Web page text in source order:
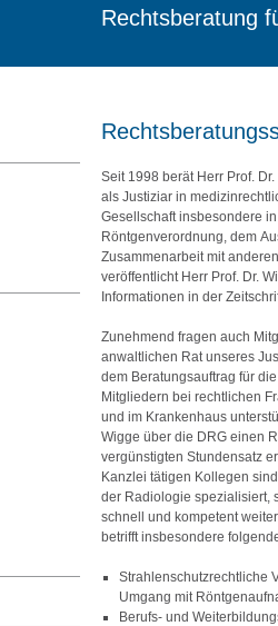
Rechtsberatung
Seit 1998 berät Herr Prof.
als Justiziar in
Gesellschaft insbesondere
Röntgenverordnung, dem
Zusammenarbeit mit
veröffentlicht Herr Prof. Dr.
Informationen in der
Zunehmend fragen auch
anwaltlichen Rat unseres
dem Beratungsauftrag für
Mitgliedern bei rechtlichen
und im Krankenhaus
Wigge über die DRG einen
vergünstigten Stundensatz
Kanzlei tätigen Kollegen
der Radiologie spezialisiert,
schnell und kompetent
betrifft insbesondere
Strahlenschutzrechtliche
Umgang mit
Berufs- und